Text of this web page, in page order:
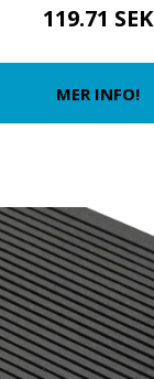
119.71 SEK
MER INFO!